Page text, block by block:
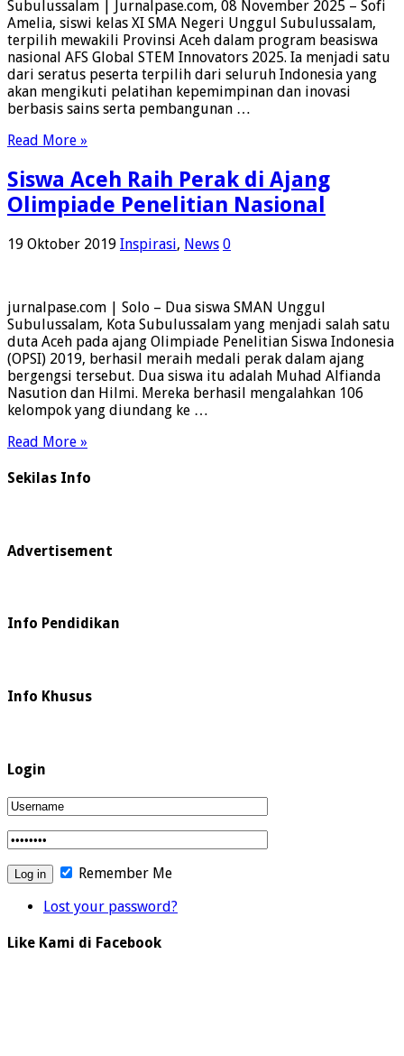
Subulussalam | Jurnalpase.com, 08 November 2025 – Sofi
Amelia, siswi kelas XI SMA Negeri Unggul Subulussalam,
terpilih mewakili Provinsi Aceh dalam program beasiswa
nasional AFS Global STEM Innovators 2025. Ia menjadi satu
dari seratus peserta terpilih dari seluruh Indonesia yang
akan mengikuti pelatihan kepemimpinan dan inovasi
berbasis sains serta pembangunan …
Read More »
Siswa Aceh Raih Perak di Ajang
Olimpiade Penelitian Nasional
19 Oktober 2019 Inspirasi, News 0
jurnalpase.com | Solo – Dua siswa SMAN Unggul
Subulussalam, Kota Subulussalam yang menjadi salah satu
duta Aceh pada ajang Olimpiade Penelitian Siswa Indonesia
(OPSI) 2019, berhasil meraih medali perak dalam ajang
bergengsi tersebut. Dua siswa itu adalah Muhad Alfianda
Nasution dan Hilmi. Mereka berhasil mengalahkan 106
kelompok yang diundang ke …
Read More »
Sekilas Info
Advertisement
Info Pendidikan
Info Khusus
Login
Remember Me
Lost your password?
Like Kami di Facebook